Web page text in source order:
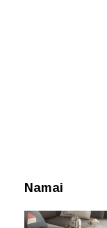
Namai